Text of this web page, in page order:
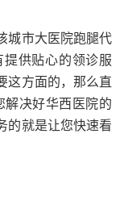
城市大医院跑腿代
供贴心的领诊服
这方面的，那么直
解决好华西医院的
的就是让您快速看